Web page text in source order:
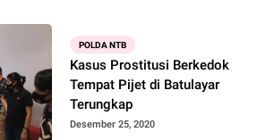
POLDA NTB
Kasus Prostitusi Berkedok
Tempat Pijet di Batulayar
Terungkap
Desember 25, 2020